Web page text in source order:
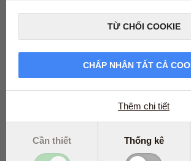
thành các chuỗi đan chéo nhau. Như đã đề
Natri carboxy methyl cellulose liên kết chéo
Croscarmellose sodium
Cross-
Share
TỪ CHỐI COOKIE
CHẤP NHẬN TẤT CẢ
Thêm chi tiết
Cần thiết Thống kê